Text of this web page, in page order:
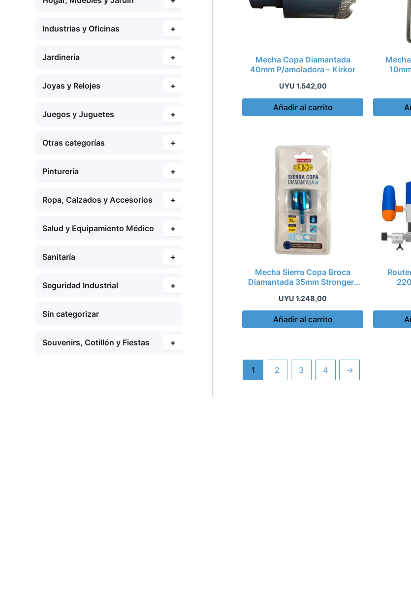
Industrias y Oficinas +
Jardinería +
Joyas y Relojes +
Juegos y Juguetes +
Otras categorías +
Pinturería +
Ropa, Calzados y Accesorios +
Salud y Equipamiento Médico +
Sanitaría +
Seguridad Industrial +
Sin categorizar
Souvenirs, Cotillón y Fiestas +
Mecha Copa Diamantada
40mm P/amoladora – Kirkor
UYU 1.542,00
Añadir al carrito
Mecha Sierra Copa Broca
Diamantada 35mm Stronger-
UYU 1.248,00
Añadir al carrito
1 2 3 4 →